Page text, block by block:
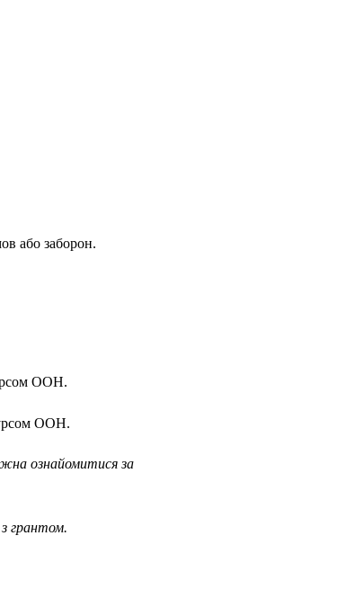
або заборон.
ООН.
ООН.
ознайомитися за
з грантом.